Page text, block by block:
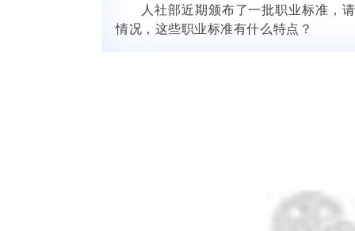
人社部近期颁布了一批职业标准，
情况，这些职业标准有什么特点？